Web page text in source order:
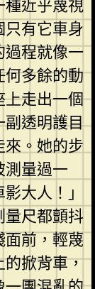
種近乎蔑視
有它車身
程就像一
多餘的動
走出一個
透明護目
。她的步
測量過一
大人！」
量尺都顫抖
前，輕蔑
掀背車，